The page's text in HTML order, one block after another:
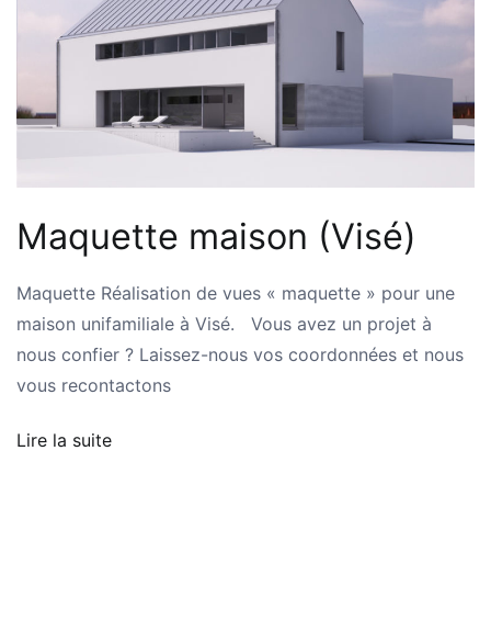
Maquette maison (Visé)
Maquette Réalisation de vues « maquette » pour une
maison unifamiliale à Visé. Vous avez un projet à
nous confier ? Laissez-nous vos coordonnées et nous
vous recontactons
Lire la suite